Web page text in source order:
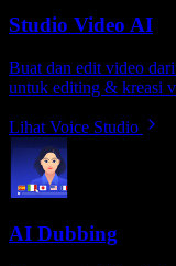
Studio Video AI
Buat dan edit video
untuk editing & kreasi
Lihat Voice Studio
AI Dubbing